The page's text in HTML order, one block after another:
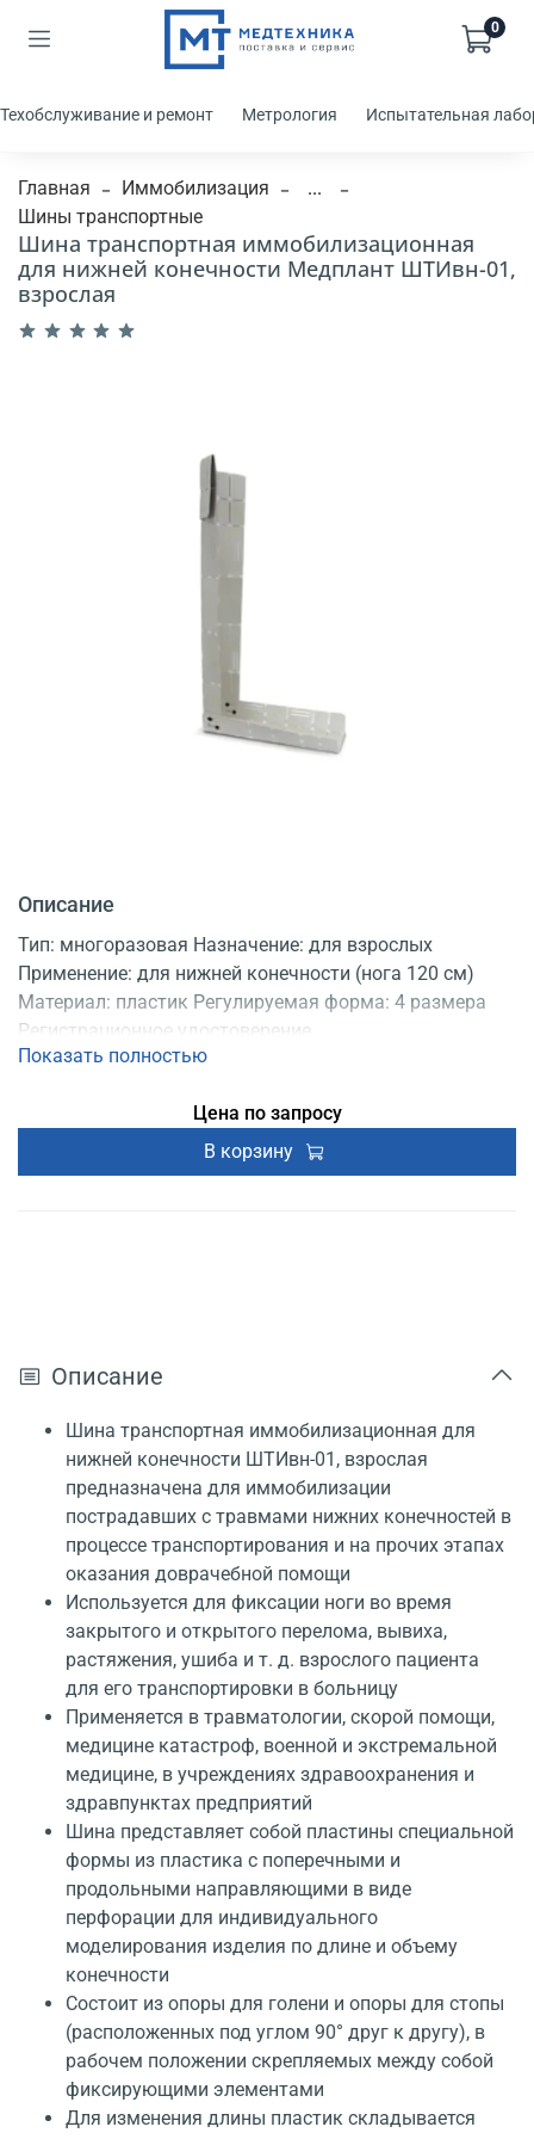
0
Техобслуживание и ремонт Метрология Испытательная
Главная Иммобилизация
...
Шины транспортные
Шина транспортная иммобилизационная
для нижней конечности Медплант ШТИвн-01,
взрослая
Описание
Тип: многоразовая Назначение: для взрослых
Применение: для нижней конечности (нога 120 см)
Материал: пластик Регулируемая форма: 4 размера
Регистрационное удостоверение
Показать полностью
Цена по запросу
В корзину
Описание
Шина транспортная иммобилизационная для
нижней конечности ШТИвн-01, взрослая
предназначена для иммобилизации
пострадавших с травмами нижних конечностей в
процессе транспортирования и на прочих этапах
оказания доврачебной помощи
Используется для фиксации ноги во время
закрытого и открытого перелома, вывиха,
растяжения, ушиба и т. д. взрослого пациента
для его транспортировки в больницу
Применяется в травматологии, скорой помощи,
медицине катастроф, военной и экстремальной
медицине, в учреждениях здравоохранения и
здравпунктах предприятий
Шина представляет собой пластины специальной
формы из пластика с поперечными и
продольными направляющими в виде
перфорации для индивидуального
моделирования изделия по длине и объему
конечности
Состоит из опоры для голени и опоры для стопы
(расположенных под углом 90° друг к другу), в
рабочем положении скрепляемых между собой
фиксирующими элементами
Для изменения длины пластик складывается